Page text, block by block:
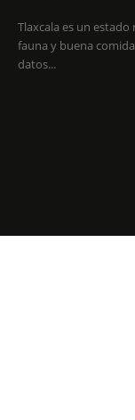
Tlaxcala es un
fauna y buena
datos...